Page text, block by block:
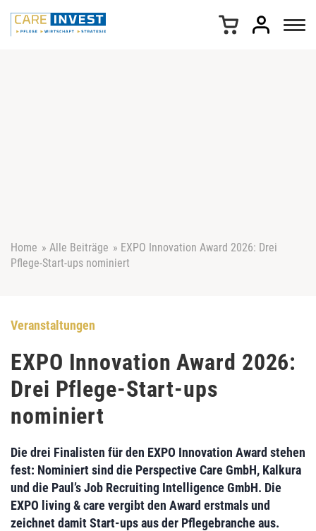
Home » Alle Beiträge » EXPO Innovation Award 2026: Drei
Pflege-Start-ups nominiert
Veranstaltungen
EXPO Innovation Award 2026:
Drei Pflege-Start-ups
nominiert
Die drei Finalisten für den EXPO Innovation Award stehen
fest: Nominiert sind die Perspective Care GmbH, Kalkura
und die Paul’s Job Recruiting Intelligence GmbH. Die
EXPO living & care vergibt den Award erstmals und
zeichnet damit Start-ups aus der Pflegebranche aus.